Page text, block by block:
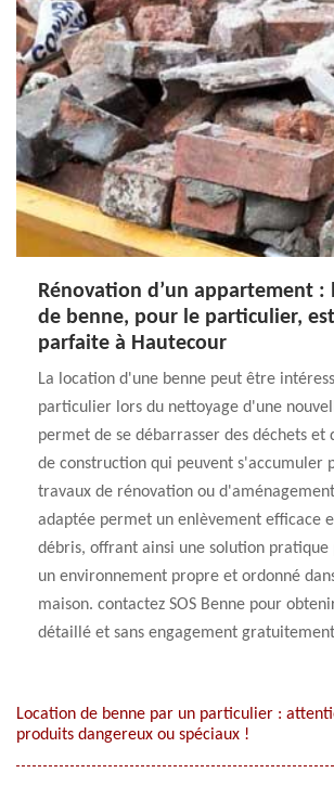
Rénovation d’un appartement :
de benne, pour le particulier,
parfaite à Hautecour
La location d'une benne peut être
particulier lors du nettoyage d'une
permet de se débarrasser des déchets et
de construction qui peuvent s'accumuler
travaux de rénovation ou
adaptée permet un enlèvement efficace
débris, offrant ainsi une solution
un environnement propre et ordonné
maison. contactez SOS Benne pour
détaillé et sans engagement
Location de benne par un particulier :
produits dangereux ou spéciaux !